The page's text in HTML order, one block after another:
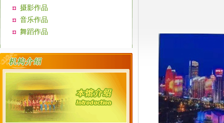
摄影作品
音乐作品
舞蹈作品